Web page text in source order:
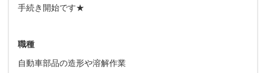
手続き開始です★
職種
自動車部品の造形や溶解作業